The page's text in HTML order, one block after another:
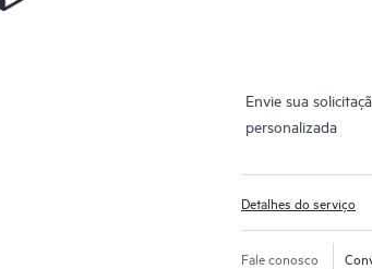
Envie sua
personalizada
Detalhes do serviço
Fale conosco